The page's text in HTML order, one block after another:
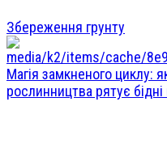
Збереження грунту
Магія замкненого циклу:
рослинництва рятує